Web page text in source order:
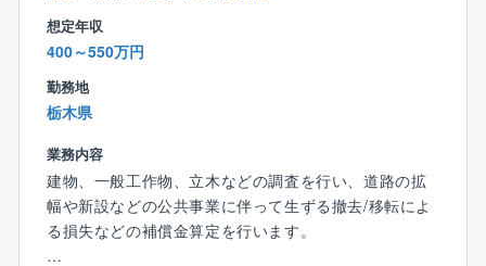
想定年収
400～550万円
勤務地
栃木県
業務内容
建物、一般工作物、立木などの調査を行い、道路の拡
幅や新設などの公共事業に伴って生ずる撤去/移転によ
る損失などの補償金算定を行います。